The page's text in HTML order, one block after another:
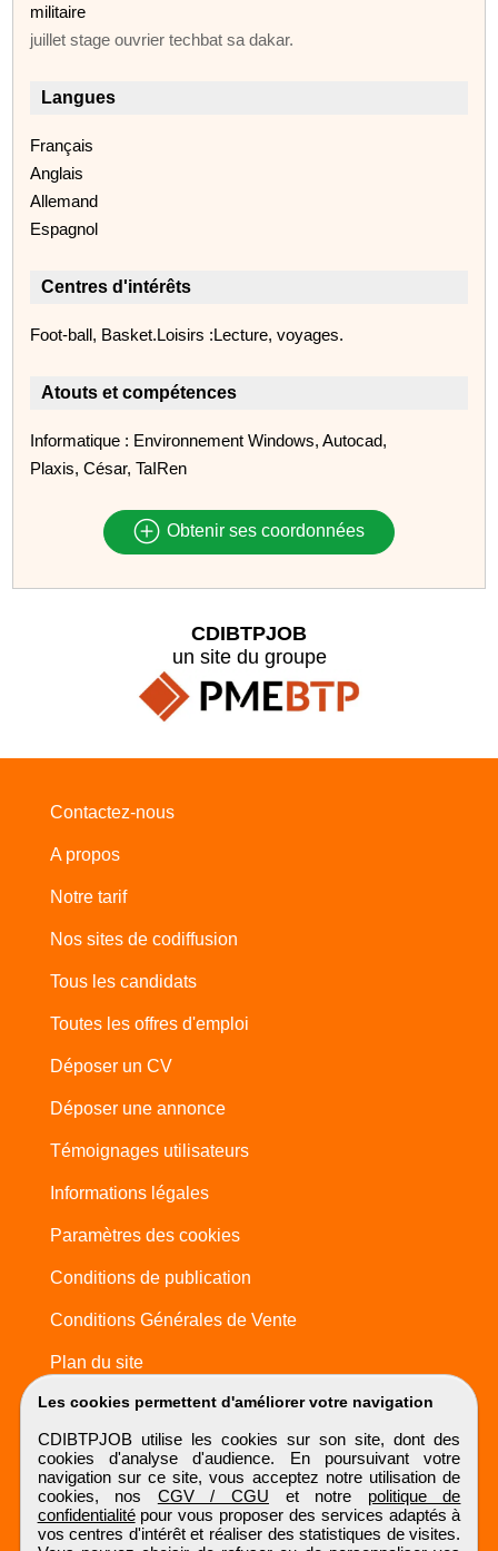
militaire
juillet stage ouvrier techbat sa dakar.
Langues
Français
Anglais
Allemand
Espagnol
Centres d'intérêts
Foot-ball, Basket.Loisirs :Lecture, voyages.
Atouts et compétences
Informatique : Environnement Windows, Autocad,
Plaxis, César, TaIRen
Obtenir ses coordonnées
Les cookies permettent d'améliorer votre navigation
CDIBTPJOB utilise les cookies sur son site, dont des
cookies d'analyse d'audience. En poursuivant votre
navigation sur ce site, vous acceptez notre utilisation de
cookies, nos CGV / CGU et notre politique de
confidentialitépour vous proposer des services adaptés à
vos centres d'intérêt et réaliser des statistiques de visites.
CDIBTPJOB
un site du groupe
Contactez-nous
A propos
Notre tarif
Nos sites de codiffusion
Tous les candidats
Toutes les offres d'emploi
Déposer un CV
Déposer une annonce
Témoignages utilisateurs
Informations légales
Paramètres des cookies
Conditions de publication
Conditions Générales de Vente
Plan du site